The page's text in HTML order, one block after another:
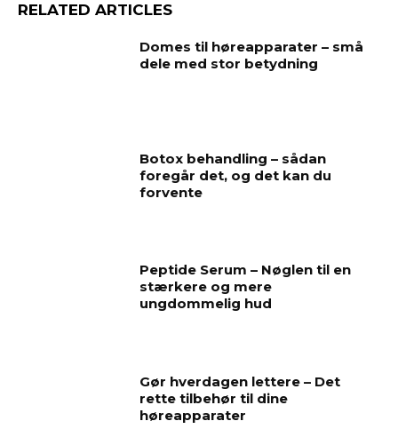
RELATED ARTICLES
Domes til høreapparater – små
dele med stor betydning
Botox behandling – sådan
foregår det, og det kan du
forvente
Peptide Serum – Nøglen til en
stærkere og mere
ungdommelig hud
Gør hverdagen lettere – Det
rette tilbehør til dine
høreapparater